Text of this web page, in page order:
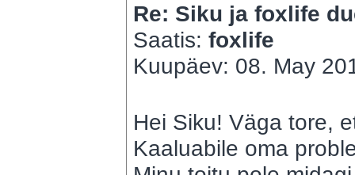
Re: Siku ja foxlife
Saatis: foxlife
Kuupäev: 08. May
Hei Siku! Väga tore,
Kaaluabile oma